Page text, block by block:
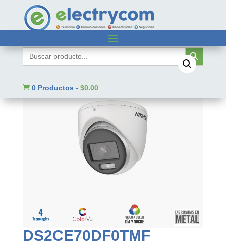
Buscar: Botón de búsqueda
 0 Productos - $0.00
/ DS2CE70DF0TMF
DS2CE70DF0TMF